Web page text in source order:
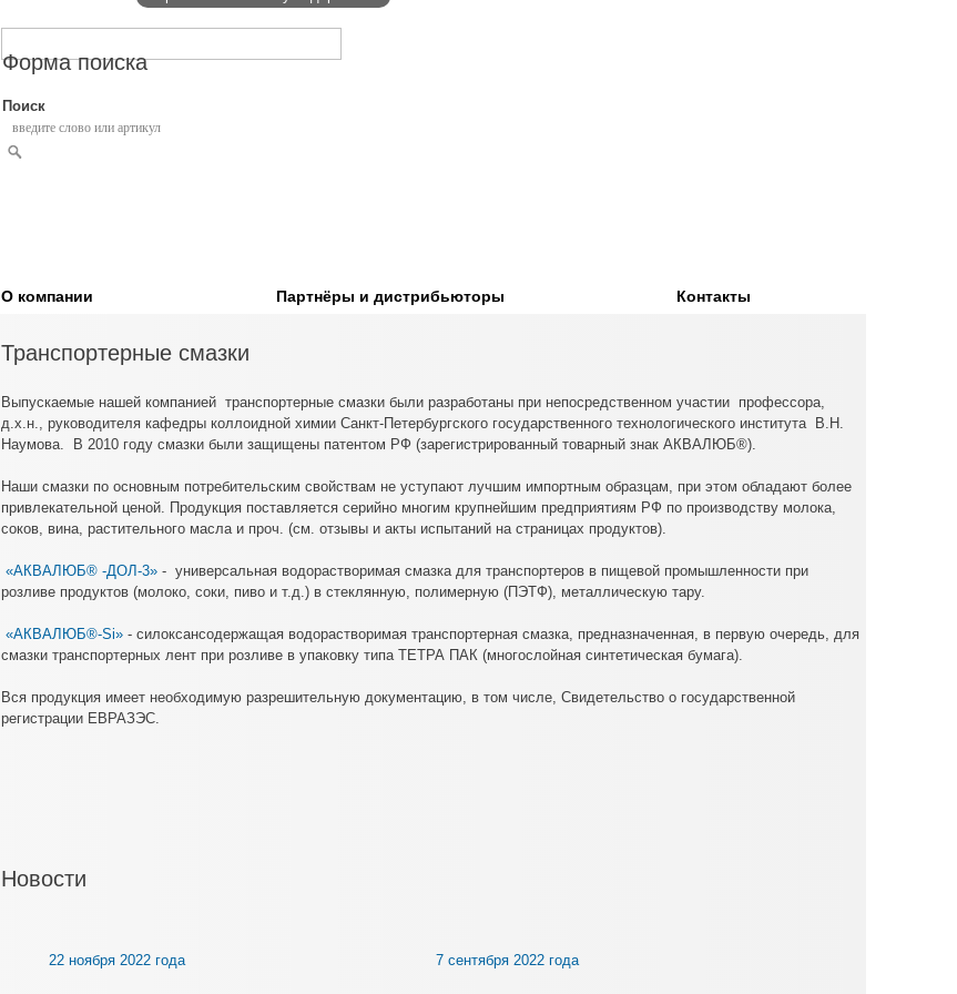
Форма поиска
Поиск
О компании Партнёры и дистрибьюторы Контакты
Транспортерные смазки
Выпускаемые нашей компанией транспортерные смазки были разработаны при непосредственном участии профессора,
д.х.н., руководителя кафедры коллоидной химии Санкт-Петербургского государственного технологического института В.Н.
Наумова. В 2010 году смазки были защищены патентом РФ (зарегистрированный товарный знак АКВАЛЮБ®).
Наши смазки по основным потребительским свойствам не уступают лучшим импортным образцам, при этом обладают более
привлекательной ценой. Продукция поставляется серийно многим крупнейшим предприятиям РФ по производству молока,
соков, вина, растительного масла и проч. (см. отзывы и акты испытаний на страницах продуктов).
«АКВАЛЮБ® -ДОЛ-3» - универсальная водорастворимая смазка для транспортеров в пищевой промышленности при
розливе продуктов (молоко, соки, пиво и т.д.) в стеклянную, полимерную (ПЭТФ), металлическую тару.
«АКВАЛЮБ®-Si» - силоксансодержащая водорастворимая транспортерная смазка, предназначенная, в первую очередь, для
смазки транспортерных лент при розливе в упаковку типа ТЕТРА ПАК (многослойная синтетическая бумага).
Вся продукция имеет необходимую разрешительную документацию, в том числе, Свидетельство о государственной
регистрации ЕВРАЗЭС.
Новости
22 ноября 2022 года 7 сентября 2022 года